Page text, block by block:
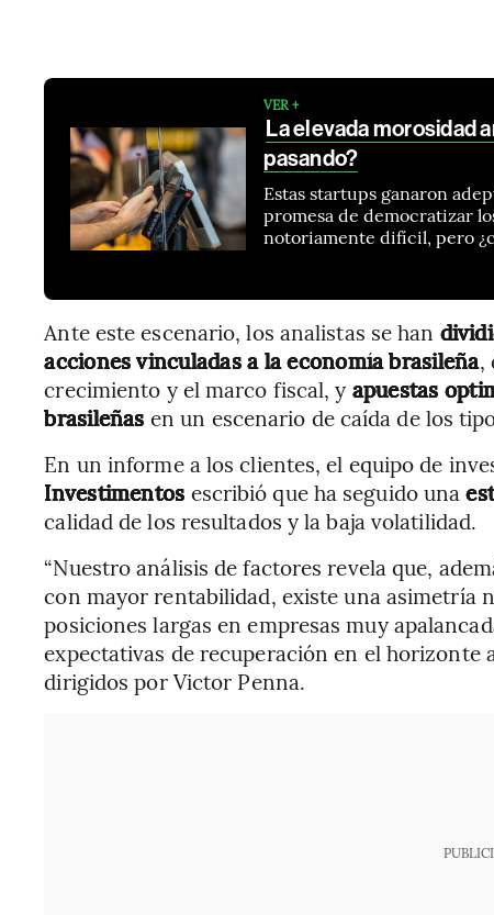
VER +
La elevada morosidad
pasando?
Estas startups ganaron
promesa de democratizar
notoriamente difícil, pero
Ante este escenario, los analistas se han
acciones vinculadas a la economía brasileña,
crecimiento y el marco fiscal, y apuestas
brasileñas en un escenario de caída de los
En un informe a los clientes, el equipo de
Investimentos escribió que ha seguido una
calidad de los resultados y la baja volatilidad.
“Nuestro análisis de factores revela que,
con mayor rentabilidad, existe una asimetría
posiciones largas en empresas muy
expectativas de recuperación en el horizonte
dirigidos por Victor Penna.